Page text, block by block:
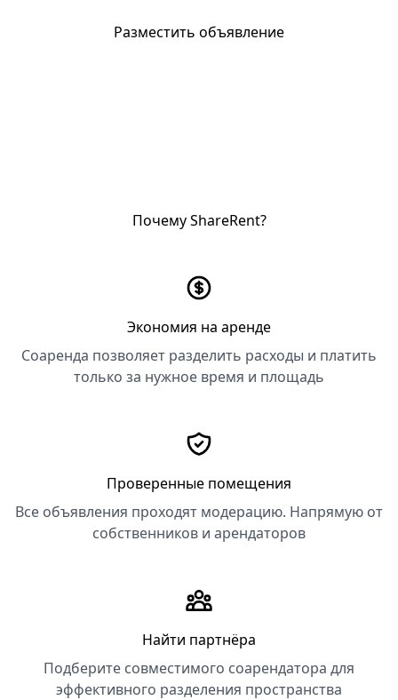
Разместить объявление
Почему ShareRent?
Экономия на аренде
Соаренда позволяет разделить расходы и платить
только за нужное время и площадь
Проверенные помещения
Все объявления проходят модерацию. Напрямую от
собственников и арендаторов
Найти партнёра
Подберите совместимого соарендатора для
эффективного разделения пространства